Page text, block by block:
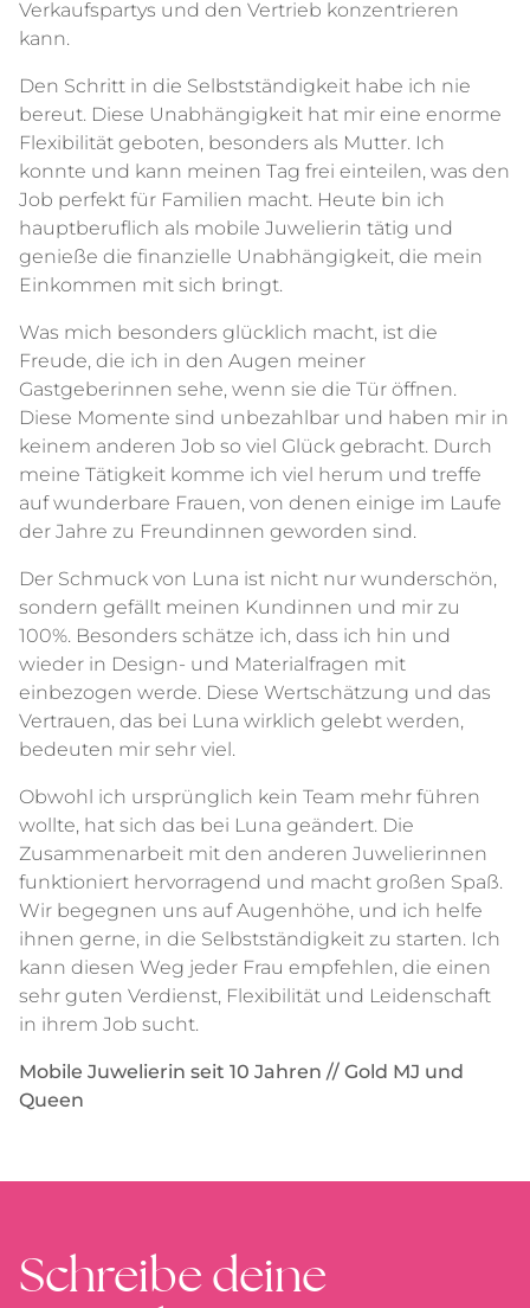
Verkaufspartys und den Vertrieb konzentrieren
kann.
Den Schritt in die Selbstständigkeit habe ich nie
bereut. Diese Unabhängigkeit hat mir eine enorme
Flexibilität geboten, besonders als Mutter. Ich
konnte und kann meinen Tag frei einteilen, was den
Job perfekt für Familien macht. Heute bin ich
hauptberuflich als mobile Juwelierin tätig und
genieße die finanzielle Unabhängigkeit, die mein
Einkommen mit sich bringt.
Was mich besonders glücklich macht, ist die
Freude, die ich in den Augen meiner
Gastgeberinnen sehe, wenn sie die Tür öffnen.
Diese Momente sind unbezahlbar und haben mir in
keinem anderen Job so viel Glück gebracht. Durch
meine Tätigkeit komme ich viel herum und treffe
auf wunderbare Frauen, von denen einige im Laufe
der Jahre zu Freundinnen geworden sind.
Der Schmuck von Luna ist nicht nur wunderschön,
sondern gefällt meinen Kundinnen und mir zu
100%. Besonders schätze ich, dass ich hin und
wieder in Design- und Materialfragen mit
einbezogen werde. Diese Wertschätzung und das
Vertrauen, das bei Luna wirklich gelebt werden,
bedeuten mir sehr viel.
Obwohl ich ursprünglich kein Team mehr führen
wollte, hat sich das bei Luna geändert. Die
Zusammenarbeit mit den anderen Juwelierinnen
funktioniert hervorragend und macht großen Spaß.
Wir begegnen uns auf Augenhöhe, und ich helfe
ihnen gerne, in die Selbstständigkeit zu starten. Ich
kann diesen Weg jeder Frau empfehlen, die einen
sehr guten Verdienst, Flexibilität und Leidenschaft
in ihrem Job sucht.
Mobile Juwelierin seit 10 Jahren // Gold MJ und
Queen
Schreibe deine